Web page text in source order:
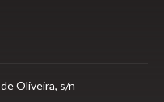
Oliveira, s/n